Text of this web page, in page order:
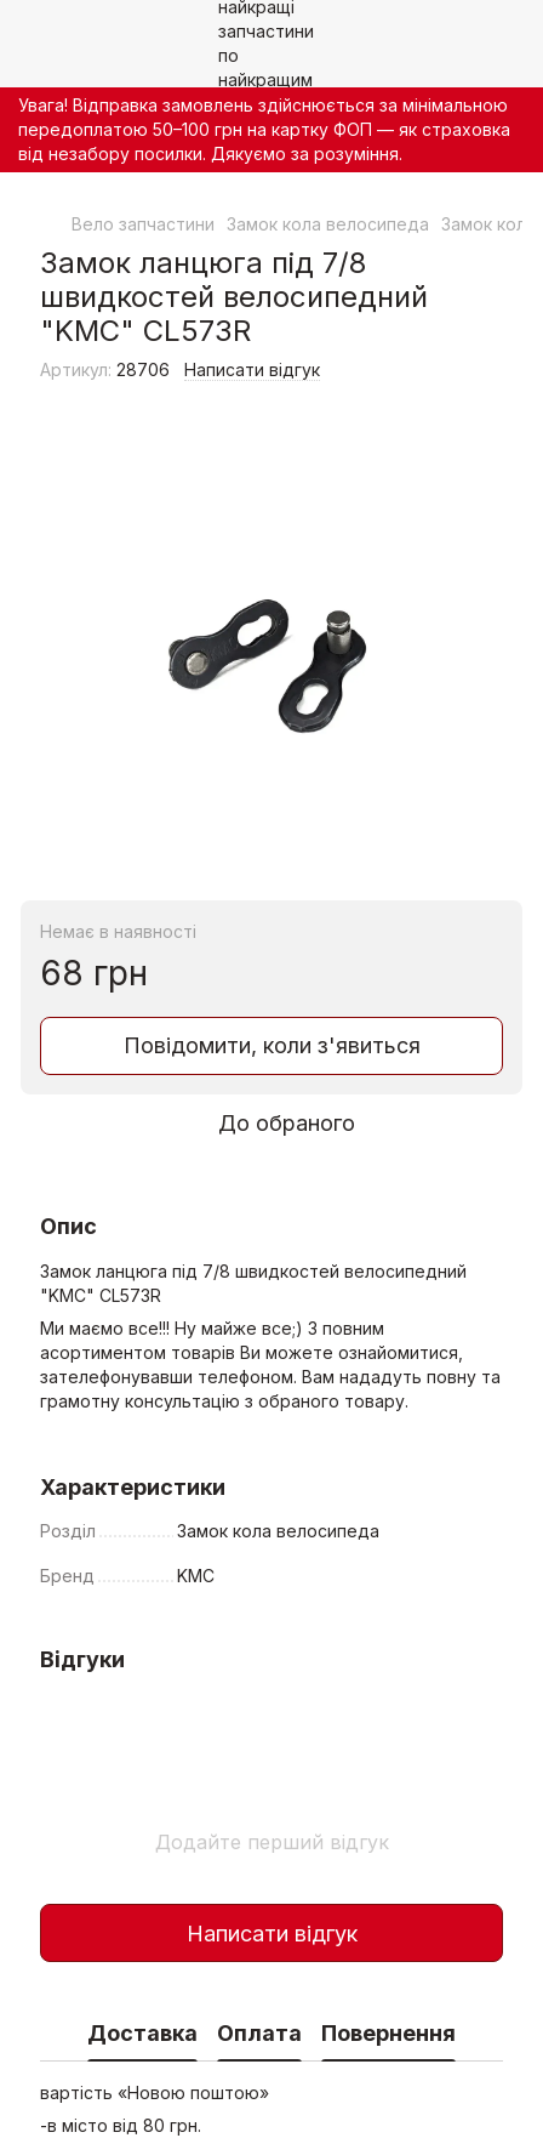
Увага! Відправка замовлень здійснюється за мінімальною
передоплатою 50–100 грн на картку ФОП — як страховка
від незабору посилки. Дякуємо за розуміння.
Вело запчастини Замок кола велосипеда Замок кола
Замок ланцюга під 7/8
швидкостей велосипедний
"KMC" CL573R
Артикул: 28706 Написати відгук
Немає в наявності
68 грн
Повідомити, коли з'явиться
До обраного
Опис
Замок ланцюга під 7/8 швидкостей велосипедний
"KMC" CL573R
Ми маємо все!!! Ну майже все;) З повним
асортиментом товарів Ви можете ознайомитися,
зателефонувавши телефоном. Вам нададуть повну та
грамотну консультацію з обраного товару.
Характеристики
Розділ Замок кола велосипеда
Бренд KMC
Відгуки
Додайте перший відгук
Написати відгук
Доставка Оплата Повернення
вартість «Новою поштою»
-в місто від 80 грн.